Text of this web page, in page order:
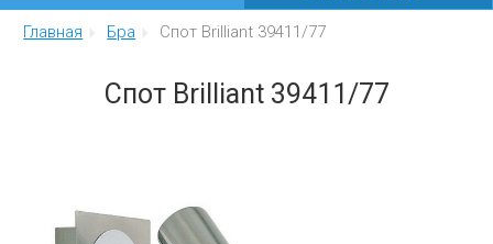
Люстры
Главная Бра Спот Brilliant 39411/77
Спот Brilliant 39411/77